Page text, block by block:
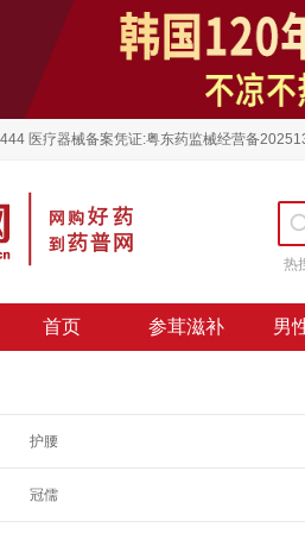
医疗器械备案凭证:粤东药监械经营备
热
首页 参茸滋补 男
护腰
冠儒